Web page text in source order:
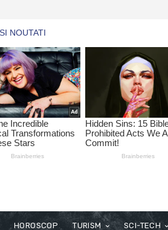
HOROSCOP TURISM SCI-TECH